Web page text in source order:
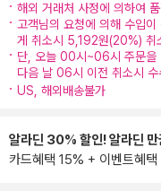
해외 거래처 사정에 의하여
고객님의 요청에 의해 수입
게 취소시 5,192원(20%) 취
단, 오늘 00시~06시 주문을
다음 날 06시 이전 취소시 수
US, 해외배송불가
알라딘 30% 할인! 알라딘 만
카드혜택 15% + 이벤트혜